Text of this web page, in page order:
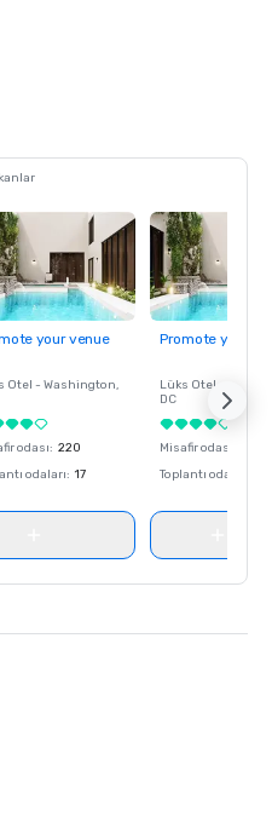
your venue
Otel - Washington,
odası: 220
odaları: 17
Promote your
Lüks Otel -
DC
Misafir odası
Toplantı odaları